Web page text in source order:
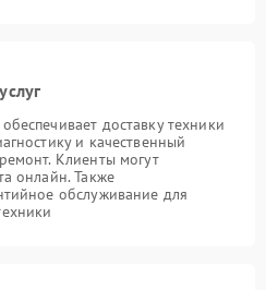
доставку техники
и качественный
Клиенты могут
онлайн. Также
обслуживание для